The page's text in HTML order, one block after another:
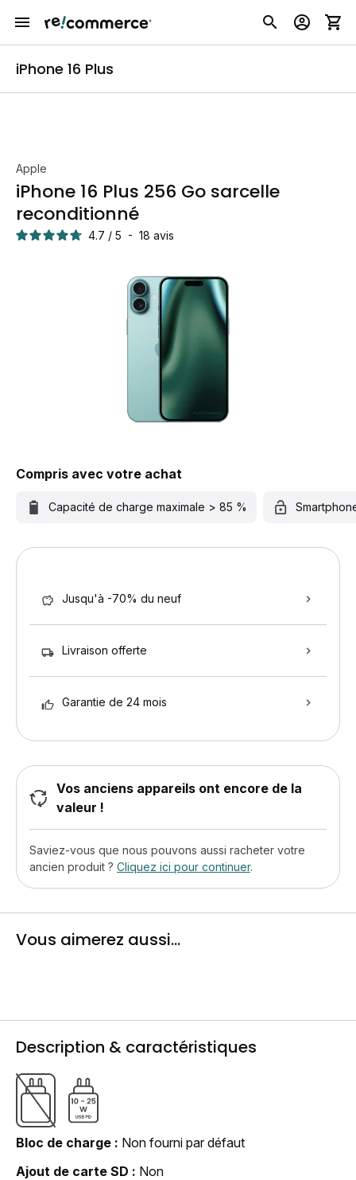
iPhone 16 Plus
Apple
iPhone 16 Plus 256 Go sarcelle
reconditionné
4.7 / 5 - 18 avis
Compris avec votre achat
Capacité de charge maximale > 85 %
Jusqu'à -70% du neuf
Livraison offerte
Garantie de 24 mois
Vos anciens appareils ont encore de la
valeur !
Saviez-vous que nous pouvons aussi racheter votre
ancien produit ? Cliquez ici pour continuer.
Vous aimerez aussi...
Description & caractéristiques
Bloc de charge
Non fourni par défaut
Ajout de carte SD
Non